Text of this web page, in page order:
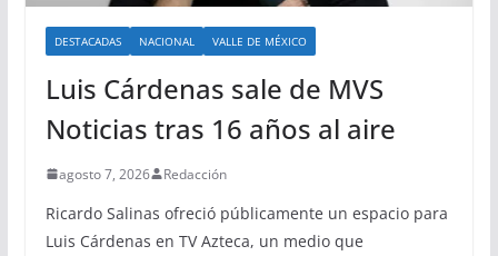
DESTACADAS NACIONAL VALLE DE MÉXICO
Luis Cárdenas sale de MVS
Noticias tras 16 años al aire
agosto 7, 2026 Redacción
Ricardo Salinas ofreció públicamente un espacio para
Luis Cárdenas en TV Azteca, un medio que